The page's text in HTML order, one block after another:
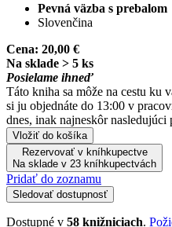
Pevná väzba s prebalom
Slovenčina
Cena: 20,00 €
Na sklade > 5 ks
Posielame ihneď
Táto kniha sa môže na cestu
si ju objednáte do 13:00 v
dnes, inak najneskôr nasledujúci
Vložiť do košíka
Rezervovať v kníhkupectve
Na sklade v 23 kníhkupectvách
Pridať do zoznamu
Sledovať dostupnosť
Dostupné v 58 knižniciach.